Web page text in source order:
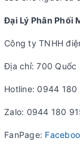
Đại Lý Phân Phối
Công ty TNHH
Địa chỉ: 700 Quốc
Hotline: 0944 180
Zalo: 0944 180
FanPage: